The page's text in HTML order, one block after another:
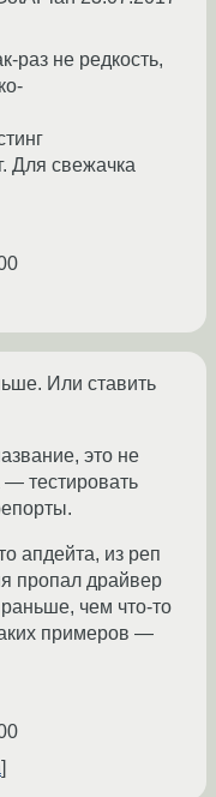
раз не редкость,
Для свежачка
Или ставить
это не
— тестировать
апдейта, из реп
пропал драйвер
чем что-то
примеров —